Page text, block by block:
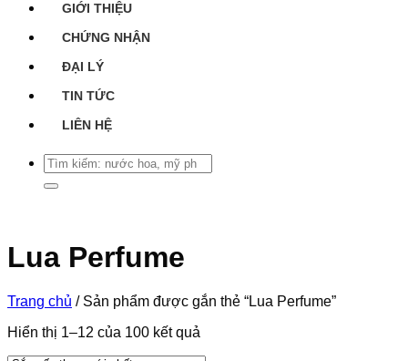
GIỚI THIỆU
CHỨNG NHẬN
ĐẠI LÝ
TIN TỨC
LIÊN HỆ
Tìm
kiếm:
Lua Perfume
Trang chủ /Sản phẩm được gắn thẻ “Lua Perfume”
Hiển thị 1–12 của 100 kết quả